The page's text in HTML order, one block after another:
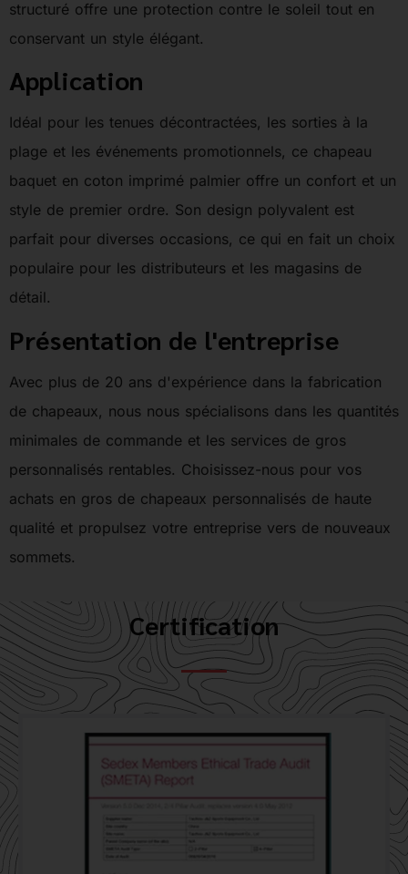
structuré offre une protection contre le soleil tout en
conservant un style élégant.
Application
Idéal pour les tenues décontractées, les sorties à la
plage et les événements promotionnels, ce chapeau
baquet en coton imprimé palmier offre un confort et un
style de premier ordre. Son design polyvalent est
parfait pour diverses occasions, ce qui en fait un choix
populaire pour les distributeurs et les magasins de
détail.
Présentation de l'entreprise
Avec plus de 20 ans d'expérience dans la fabrication
de chapeaux, nous nous spécialisons dans les quantités
minimales de commande et les services de gros
personnalisés rentables. Choisissez-nous pour vos
achats en gros de chapeaux personnalisés de haute
qualité et propulsez votre entreprise vers de nouveaux
sommets.
Certification